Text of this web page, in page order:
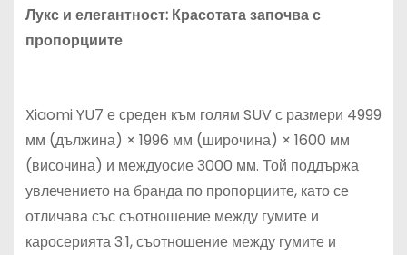
Лукс и елегантност: Красотата започва с
пропорциите
Xiaomi YU7 е среден към голям SUV с размери 4999
мм (дължина) × 1996 мм (широчина) × 1600 мм
(височина) и междуосие 3000 мм. Той поддържа
увлечението на бранда по пропорциите, като се
отличава със съотношение между гумите и
каросерията 3:1, съотношение между гумите и